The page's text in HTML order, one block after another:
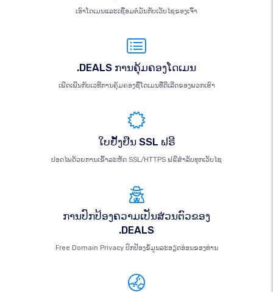
ເອົາໂດເມນແລະເຊື່ອມຕໍ່ມັນກັບເວັບໄຊຂອງເຈົ້າ
.DEALS ການຄຸ້ມຄອງໂດເມນ
ເພີດເພີນກັບເວທີການຄຸ້ມຄອງຊື່ໂດເມນທີ່ດີເລີດຂອງພວກເຮົາ
ໃບຢັ້ງຢືນ SSL ຟຣີ
ປອດໄພດ້ວຍການເຂົ້າລະຫັດ SSL/HTTPS ຟຣີສຳລັບທຸກເວັບໄຊ
ການປົກປ້ອງຄວາມເປັນສ່ວນຕົວຂອງ
.DEALS
Free Domain Privacy ປົກປ້ອງຂໍ້ມູນລະອຽດອ່ອນຂອງທ່ານ